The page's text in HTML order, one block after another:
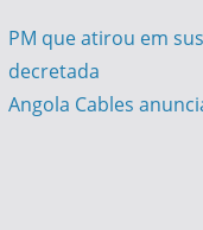
Navegação
de
PM que atirou em
decretada
Angola Cables